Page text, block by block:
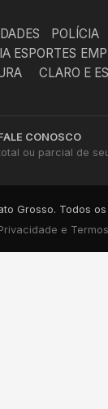
POLÍCIA
ESPORTES
CLARO E
CONOSCO
ou parcial de
Grosso. Todos
e